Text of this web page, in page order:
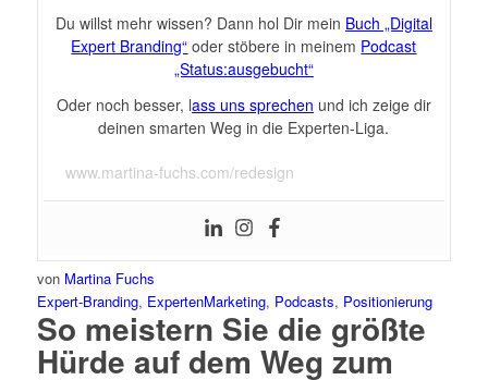
Du willst mehr wissen? Dann hol Dir mein Buch „Digital
Expert Branding“ oder stöbere in meinem Podcast
„Status:ausgebucht“
Oder noch besser, lass uns sprechen und ich zeige dir
deinen smarten Weg in die Experten-Liga.
www.martina-fuchs.com/redesign
von Martina Fuchs
Expert-Branding, ExpertenMarketing, Podcasts, Positionierung
So meistern Sie die größte
Hürde auf dem Weg zum